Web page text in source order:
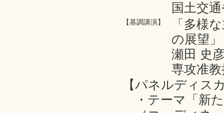
国土交
【基調講演】
「多様
の展望」
瀬田 史
専攻准
【パネルディス
・テーマ「新